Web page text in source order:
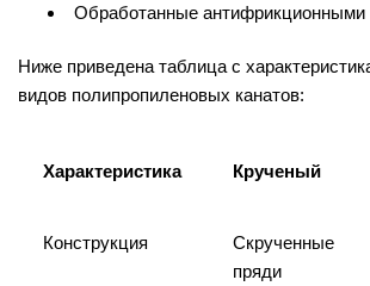
Обработанные антифрикционными
Ниже приведена таблица с
видов полипропиленовых канатов:
Характеристика Крученый
Конструкция
Скрученные
пряди